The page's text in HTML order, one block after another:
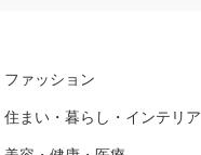
ファッション
住まい・暮らし・インテリア